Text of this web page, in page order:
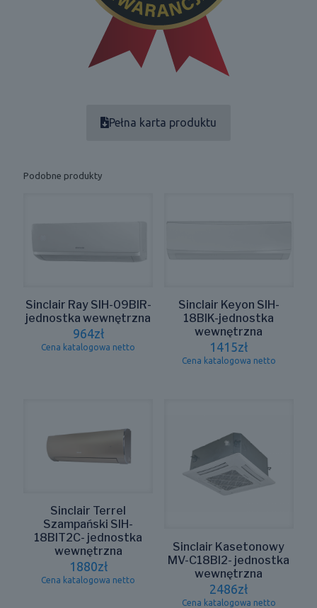
Pełna karta produktu
Podobne produkty
Sinclair Ray SIH-09BIR-
jednostka wewnętrzna
964zł
Cena katalogowa netto
Sinclair Keyon SIH-
18BIK-jednostka
wewnętrzna
1415zł
Cena katalogowa netto
Sinclair Terrel
Szampański SIH-
18BIT2C- jednostka
wewnętrzna
1880zł
Cena katalogowa netto
Sinclair Kasetonowy
MV-C18BI2- jednostka
wewnętrzna
2486zł
Cena katalogowa netto